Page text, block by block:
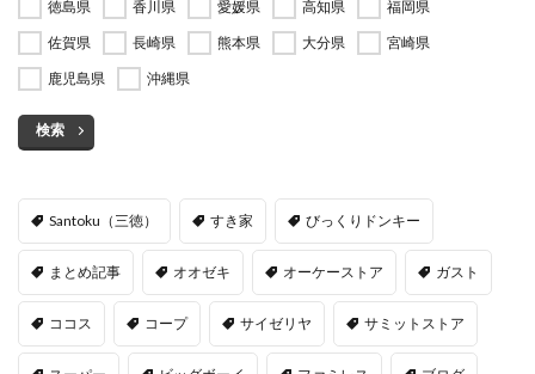
徳島県
香川県 愛媛県 高知県
福岡県
佐賀県
長崎県 熊本県 大分県
宮崎県
鹿児島県
沖縄県
検索
Santoku（三徳） すき家 びっくりドンキー
まとめ記事 オオゼキ オーケーストア ガスト
ココス コープ サイゼリヤ サミットストア